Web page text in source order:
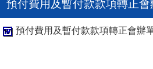
預付費用及暫付款款項轉正會
預付費用及暫付款款項轉正會辦